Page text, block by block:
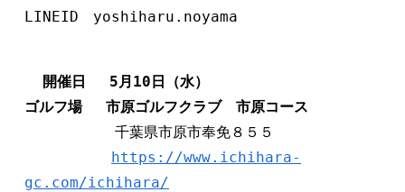
LINEID　yoshiharu.noyama
開催日　 5月10日（水）
ゴルフ場　 市原ゴルフクラブ　市原コース
千葉県市原市奉免８５５
https://www.ichihara-
gc.com/ichihara/